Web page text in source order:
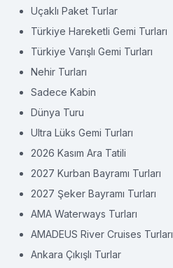
Uçaklı Paket Turlar
Türkiye Hareketli Gemi Turları
Türkiye Varışlı Gemi Turları
Nehir Turları
Sadece Kabin
Dünya Turu
Ultra Lüks Gemi Turları
2026 Kasım Ara Tatili
2027 Kurban Bayramı Turları
2027 Şeker Bayramı Turları
AMA Waterways Turları
AMADEUS River Cruises Turları
Ankara Çıkışlı Turlar